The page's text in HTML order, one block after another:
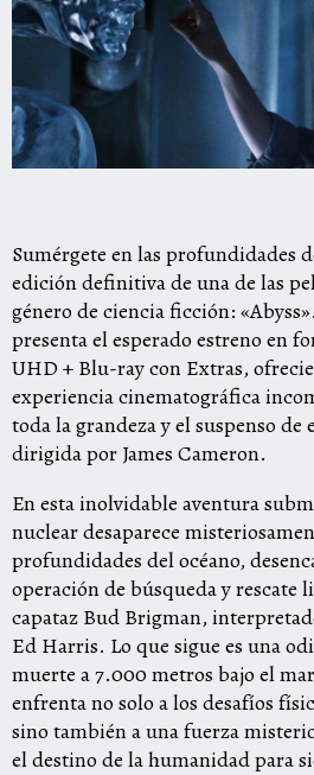
Sumérgete en las profundidades
edición definitiva de una de las
género de ciencia ficción: «Abyss».
presenta el esperado estreno en
UHD + Blu-ray con Extras,
experiencia cinematográfica
toda la grandeza y el suspenso de
dirigida por James Cameron.
En esta inolvidable aventura
nuclear desaparece
profundidades del océano,
operación de búsqueda y
capataz Bud Brigman,
Ed Harris. Lo que sigue es una
muerte a 7.000 metros bajo el
enfrenta no solo a los desafíos
sino también a una fuerza
el destino de la humanidad para